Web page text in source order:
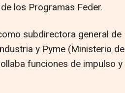
los Programas Feder.
subdirectora general de
y Pyme (Ministerio de
funciones de impulso y